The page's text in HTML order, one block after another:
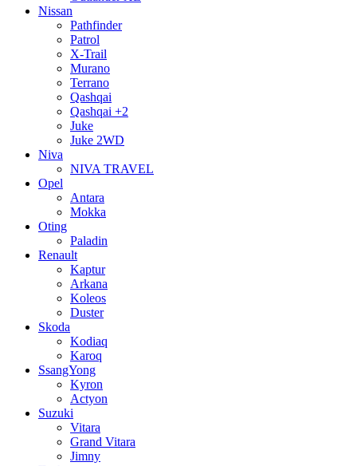
Nissan
Pathfinder
Patrol
X-Trail
Murano
Terrano
Qashqai
Qashqai +2
Juke
Juke 2WD
Niva
NIVA TRAVEL
Opel
Antara
Mokka
Oting
Paladin
Renault
Kaptur
Arkana
Koleos
Duster
Skoda
Kodiaq
Karoq
SsangYong
Kyron
Actyon
Suzuki
Vitara
Grand Vitara
Jimny